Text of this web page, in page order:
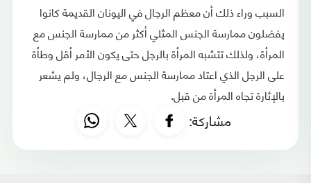
السبب وراء ذلك أن معظم الرجال في اليونان القديمة كانوا
يفضلون ممارسة الجنس المثلي أكثر من ممارسة الجنس مع
المرأة، ولذلك تتشبه المرأة بالرجل حتى يكون الأمر أقل وطأة
على الرجل الذي اعتاد ممارسة الجنس مع الرجال، ولم يشعر
بالإثارة تجاه المرأة من قبل.
مشاركة: